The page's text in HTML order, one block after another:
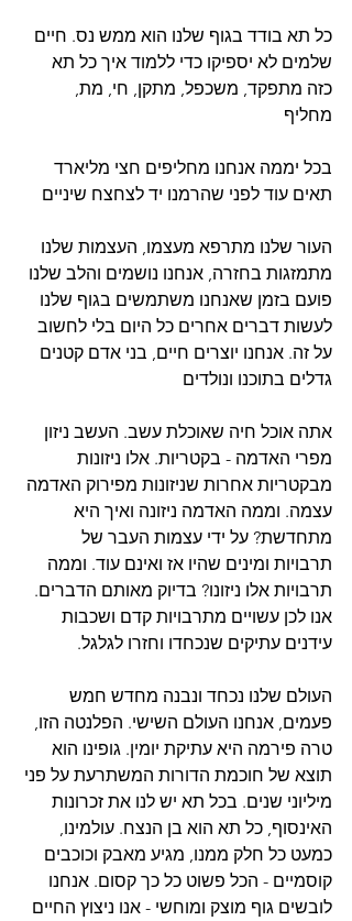
כל תא בודד בגוף שלנו הוא ממש נס. חיים
שלמים לא יספיקו כדי ללמוד איך כל תא
כזה מתפקד, משכפל, מתקן, חי, מת,
מחליף
בכל יממה אנחנו מחליפים חצי מליארד
תאים עוד לפני שהרמנו יד לצחצח שיניים
העור שלנו מתרפא מעצמו, העצמות שלנו
מתמזגות בחזרה, אנחנו נושמים והלב שלנו
פועם בזמן שאנחנו משתמשים בגוף שלנו
לעשות דברים אחרים כל היום בלי לחשוב
על זה. אנחנו יוצרים חיים, בני אדם קטנים
גדלים בתוכנו ונולדים
אתה אוכל חיה שאוכלת עשב. העשב ניזון
מפרי האדמה - בקטריות. אלו ניזונות
מבקטריות אחרות שניזונות מפירוק האדמה
עצמה. וממה האדמה ניזונה ואיך היא
מתחדשת? על ידי עצמות העבר של
תרבויות ומינים שהיו אז ואינם עוד. וממה
תרבויות אלו ניזונו? בדיוק מאותם הדברים.
אנו לכן עשויים מתרבויות קדם ושכבות
עידנים עתיקים שנכחדו וחזרו לגלגל.
העולם שלנו נכחד ונבנה מחדש חמש
פעמים, אנחנו העולם השישי. הפלנטה הזו,
טרה פירמה היא עתיקת יומין. גופינו הוא
תוצא של חוכמת הדורות המשתרעת על פני
מיליוני שנים. בכל תא יש לנו את זכרונות
האינסוף, כל תא הוא בן הנצח. עולמינו,
כמעט כל חלק ממנו, מגיע מאבק וכוכבים
קוסמיים - הכל פשוט כל כך קסום. אנחנו
לובשים גוף מוצק ומוחשי - אנו ניצוץ החיים